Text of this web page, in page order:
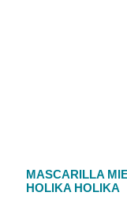
MASCARILLA
HOLIKA HOLIKA